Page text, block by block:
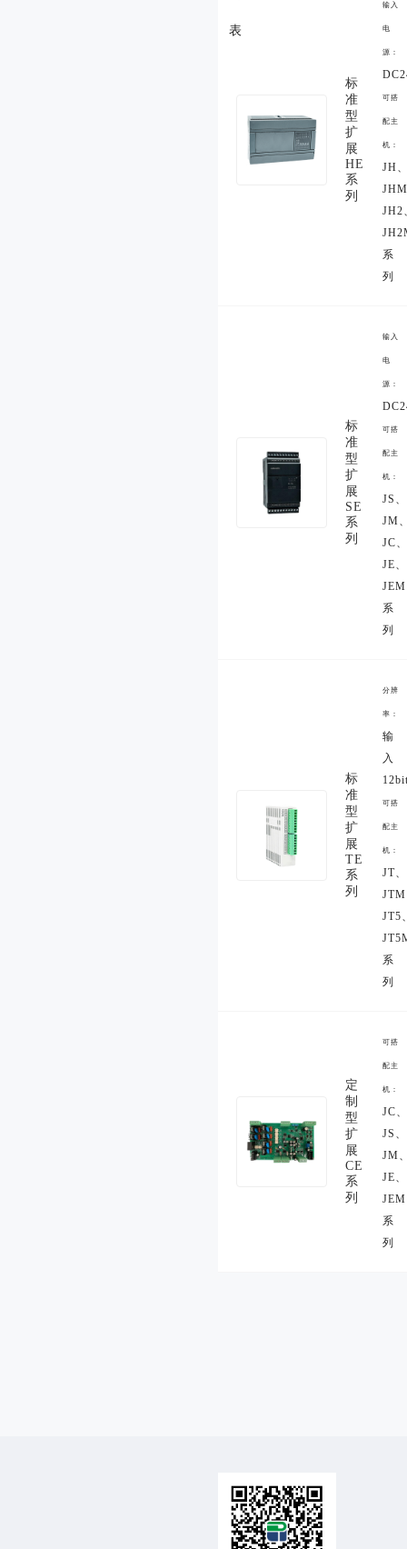
表
标
准
型
扩
展
HE
系
列
输入
电
源：
可搭
配主
机：
JH
JH2
系
列
标
准
型
扩
展
SE
系
列
输入
电
源：
可搭
配主
机：
JS、
JM
JC、
JE、
JEM
系
列
标
准
型
扩
展
TE
系
列
分辨
率：
输
入
可搭
配主
机：
JT、
JT5
系
列
定
制
型
扩
展
CE
系
列
可搭
配主
机：
JC、
JS、
JM
JE、
JEM
系
列
咨
询
交
用
注
助
帮
于
关